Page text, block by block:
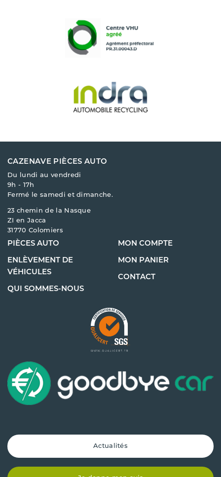
CAZENAVE PIÈCES AUTO
Du lundi au vendredi
9h - 17h
Fermé le samedi et dimanche.
23 chemin de la Nasque
ZI en Jacca
31770 Colomiers
PIÈCES AUTO
ENLÈVEMENT DE
VÉHICULES
QUI SOMMES-NOUS
MON COMPTE
MON PANIER
CONTACT
Actualités